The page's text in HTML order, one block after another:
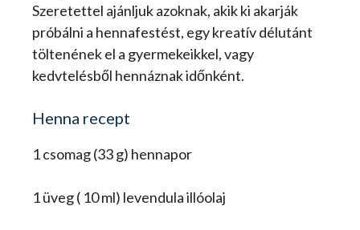
Szeretettel ajánljuk azoknak, akik ki akarják
próbálni a hennafestést, egy kreatív délutánt
töltenének el a gyermekeikkel, vagy
kedvtelésből hennáznak időnként.
Henna recept
1 csomag (33 g) hennapor
1 üveg ( 10 ml) levendula illóolaj